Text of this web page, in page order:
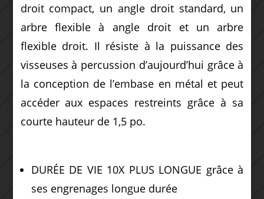
droit compact, un angle droit standard, un
arbre flexible à angle droit et un arbre
flexible droit. Il résiste à la puissance des
visseuses à percussion d’aujourd’hui grâce à
la conception de l’embase en métal et peut
accéder aux espaces restreints grâce à sa
courte hauteur de 1,5 po.
DURÉE DE VIE 10X PLUS LONGUE grâce à
ses engrenages longue durée